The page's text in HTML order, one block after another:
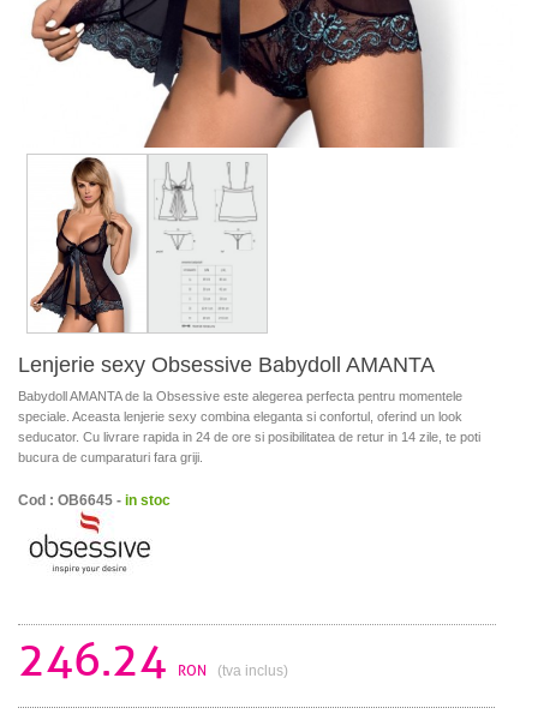
Lenjerie sexy Obsessive Babydoll AMANTA
Babydoll AMANTA de la Obsessive este alegerea perfecta pentru momentele
speciale. Aceasta lenjerie sexy combina eleganta si confortul, oferind un look
seducator. Cu livrare rapida in 24 de ore si posibilitatea de retur in 14 zile, te poti
bucura de cumparaturi fara griji.
Cod : OB6645 - in stoc
246.24 RON (tva inclus)